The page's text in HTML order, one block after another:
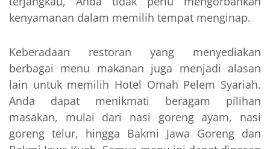
kenyamanan dalam memilih tempat menginap.
Keberadaan restoran yang menyediakan
berbagai menu makanan juga menjadi alasan
lain untuk memilih Hotel Omah Pelem Syariah.
Anda dapat menikmati beragam pilihan
masakan, mulai dari nasi goreng ayam, nasi
goreng telur, hingga Bakmi Jawa Goreng dan